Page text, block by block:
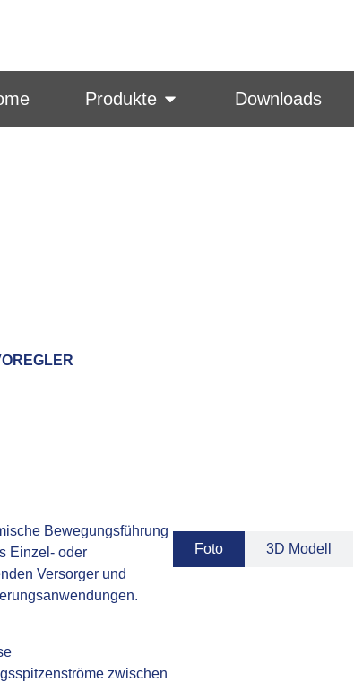
Produkte Downloads
Bewegungsführung
Einzel- oder
Versorger und
zwischen
Foto 3D Modell